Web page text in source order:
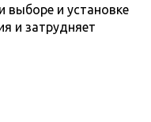
выборе и установке
и затрудняет